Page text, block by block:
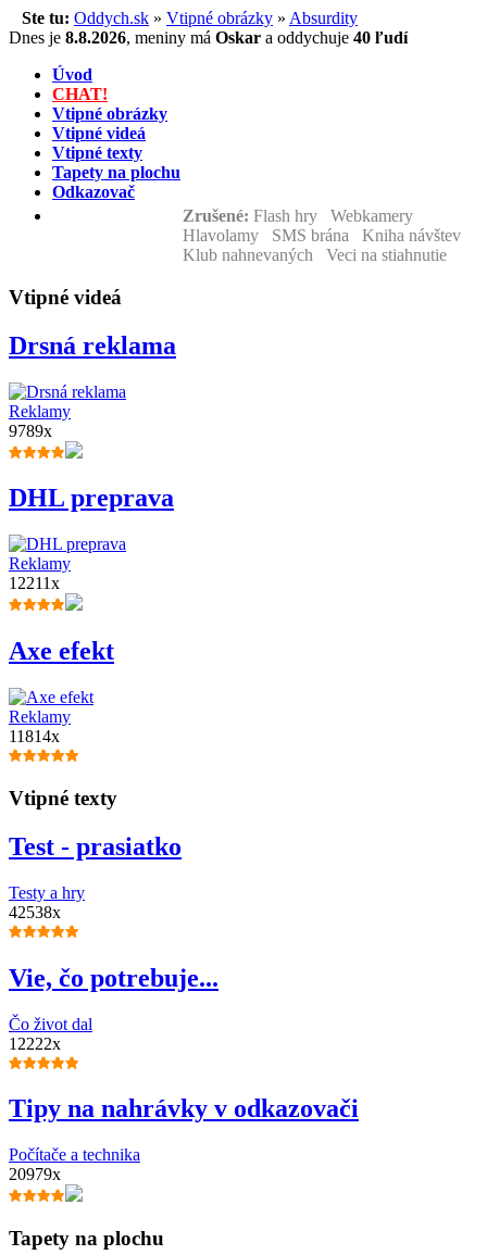
Ste tu: Oddych.sk » Vtipné obrázky » Absurdity
Dnes je 8.8.2026, meniny má Oskar a oddychuje 40 ľudí
Úvod
CHAT!
Vtipné obrázky
Vtipné videá
Vtipné texty
Tapety na plochu
Odkazovač
Zrušené: Flash hry Webkamery
Hlavolamy SMS brána Kniha návštev
Klub nahnevaných Veci na stiahnutie
Vtipné videá
Drsná reklama
Reklamy
9789x
DHL preprava
Reklamy
12211x
Axe efekt
Reklamy
11814x
Vtipné texty
Test - prasiatko
Testy a hry
42538x
Vie, čo potrebuje...
Čo život dal
12222x
Tipy na nahrávky v odkazovači
Počítače a technika
20979x
Tapety na plochu